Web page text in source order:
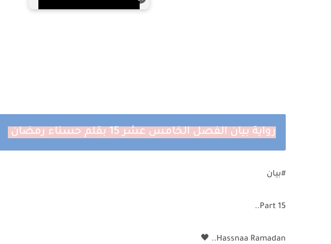
رواية بيان الفصل الخامس عشر 15 بقلم حسناء رمضان
#بيان
Part 15..
Hassnaa Ramadan.. 🖤